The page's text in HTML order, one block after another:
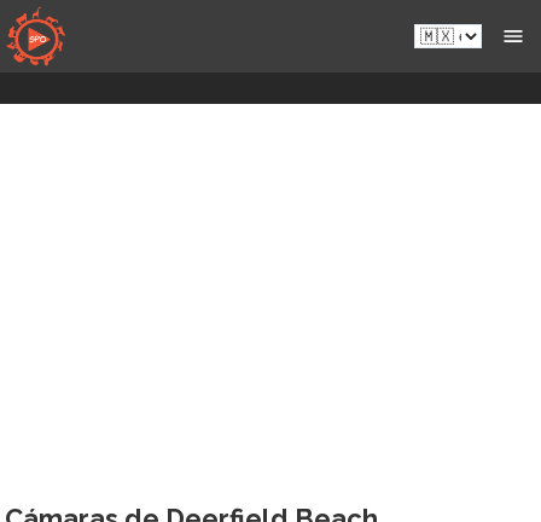
Saltar
al
contenido
es-
mx.sportsmansparadiseonline.com